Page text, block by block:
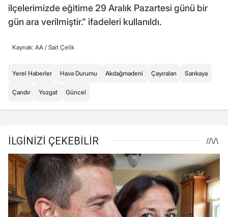
ilçelerimizde eğitime 29 Aralık Pazartesi günü bir
gün ara verilmiştir." ifadeleri kullanıldı.
Kaynak: AA / Sait Çelik
Yerel Haberler Hava Durumu Akdağmadeni Çayıralan Sarıkaya
Çandır Yozgat Güncel